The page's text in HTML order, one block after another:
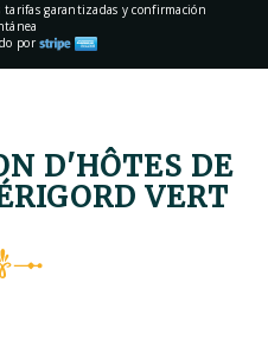
tarifas garantizadas y confirmación
por
D'HÔTES DE
VERT